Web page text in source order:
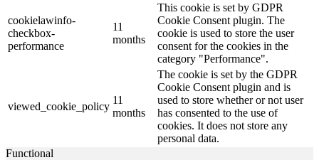
cookielawinfo-
checkbox-
performance
11
months
This cookie is set by GDPR
Cookie Consent plugin. The
cookie is used to store the user
consent for the cookies in the
category "Performance".
viewed_cookie_policy
11
months
The cookie is set by the GDPR
Cookie Consent plugin and is
used to store whether or not user
has consented to the use of
cookies. It does not store any
personal data.
Functional